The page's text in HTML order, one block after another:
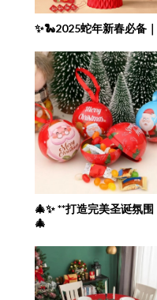
✨🐍2025蛇年新春必备
🎄✨ **打造完美圣诞氛
🎄